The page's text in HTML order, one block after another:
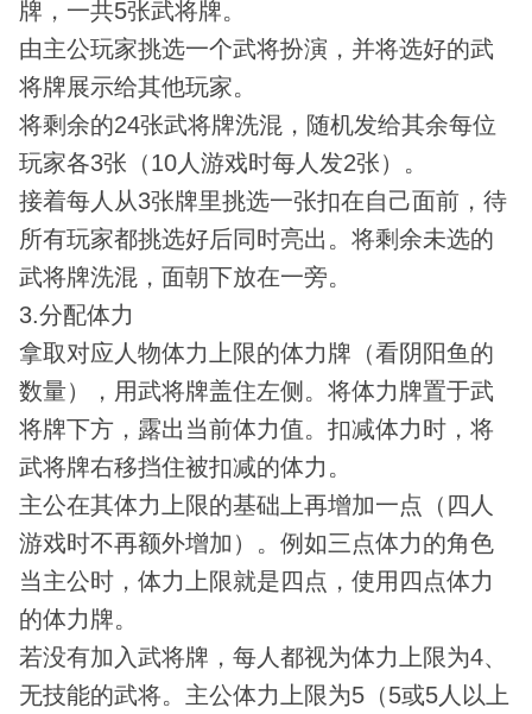
牌，一共5张武将牌。
由主公玩家挑选一个武将扮演，并将选好的武
将牌展示给其他玩家。
将剩余的24张武将牌洗混，随机发给其余每位
玩家各3张（10人游戏时每人发2张）。
接着每人从3张牌里挑选一张扣在自己面前，待
所有玩家都挑选好后同时亮出。将剩余未选的
武将牌洗混，面朝下放在一旁。
3.分配体力
拿取对应人物体力上限的体力牌（看阴阳鱼的
数量），用武将牌盖住左侧。将体力牌置于武
将牌下方，露出当前体力值。扣减体力时，将
武将牌右移挡住被扣减的体力。
主公在其体力上限的基础上再增加一点（四人
游戏时不再额外增加）。例如三点体力的角色
当主公时，体力上限就是四点，使用四点体力
的体力牌。
若没有加入武将牌，每人都视为体力上限为4、
无技能的武将。主公体力上限为5（5或5人以上